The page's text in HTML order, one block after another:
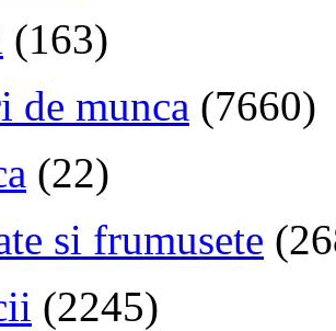
(163)
de munca (7660)
(22)
si frumusete
(2245)